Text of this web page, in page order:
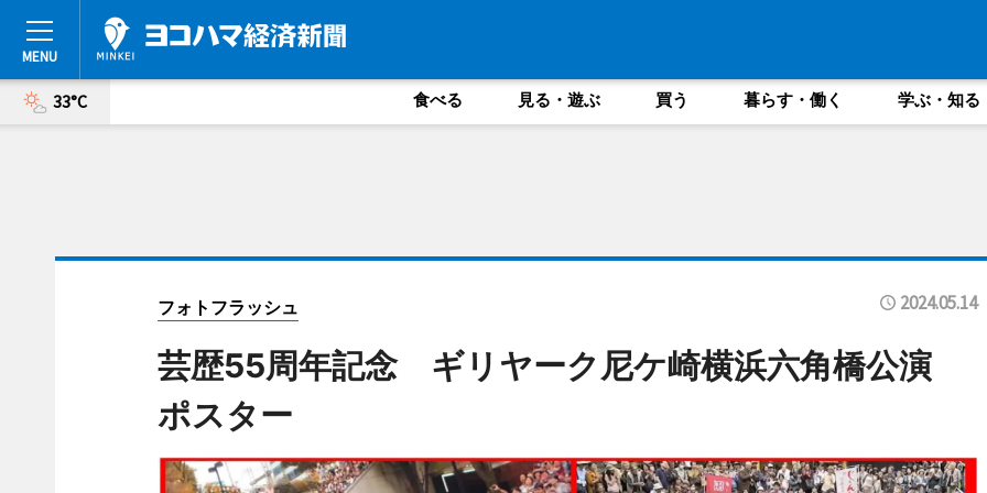
33°C 食べる 見る・遊ぶ 買う 暮らす・働く 学ぶ・知る
フォトフラッシュ 2024.05.14
芸歴55周年記念 ギリヤーク尼ケ崎横浜六角橋公演
ポスター